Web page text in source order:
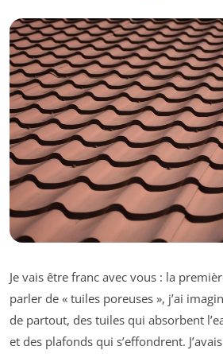
Je vais être franc avec vous : la
parler de « tuiles poreuses », j’ai
de partout, des tuiles qui absorbent
et des plafonds qui s’effondrent.